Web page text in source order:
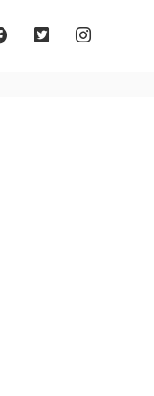
facebookTwitterinstagram